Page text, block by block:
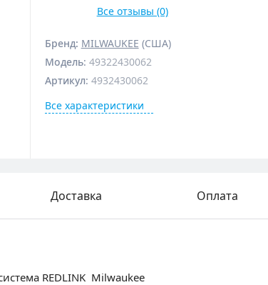
Все отзывы (0)
Бренд: MILWAUKEE (США)
Модель: 49322430062
Артикул: 4932430062
Все характеристики
Доставка Оплата
REDLINK Milwaukee